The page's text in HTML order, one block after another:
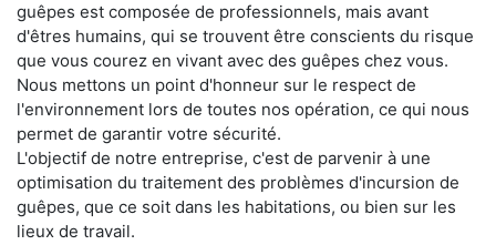
guêpes est composée de professionnels, mais avant
d'êtres humains, qui se trouvent être conscients du risque
que vous courez en vivant avec des guêpes chez vous.
Nous mettons un point d'honneur sur le respect de
l'environnement lors de toutes nos opération, ce qui nous
permet de garantir votre sécurité.
L'objectif de notre entreprise, c'est de parvenir à une
optimisation du traitement des problèmes d'incursion de
guêpes, que ce soit dans les habitations, ou bien sur les
lieux de travail.